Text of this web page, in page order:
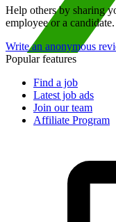
Help others by sharing
employee or a candidate.
Write an anonymous
Popular features
Find a job
Latest job ads
Join our team
Affiliate Program